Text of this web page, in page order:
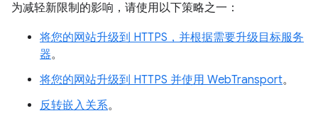
为减轻新限制的影响，请使用以下策略之一：
将您的网站升级到 HTTPS，并根据需要升级目标服务
器。
将您的网站升级到 HTTPS 并使用 WebTransport。
反转嵌入关系。